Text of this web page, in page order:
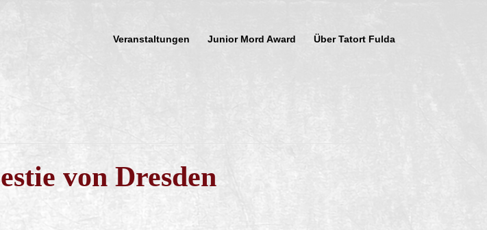
Veranstaltungen Junior Mord Award Über Tatort Fulda
von Dresden